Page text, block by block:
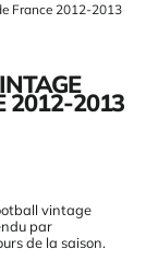
France 2012-2013
2012-2013
vintage
par
de la saison.